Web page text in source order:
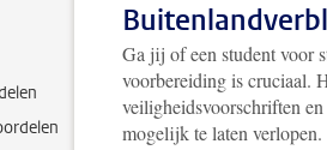
Ga jij of een student voor
voorbereiding is cruciaal.
veiligheidsvoorschriften
mogelijk te laten verlopen.